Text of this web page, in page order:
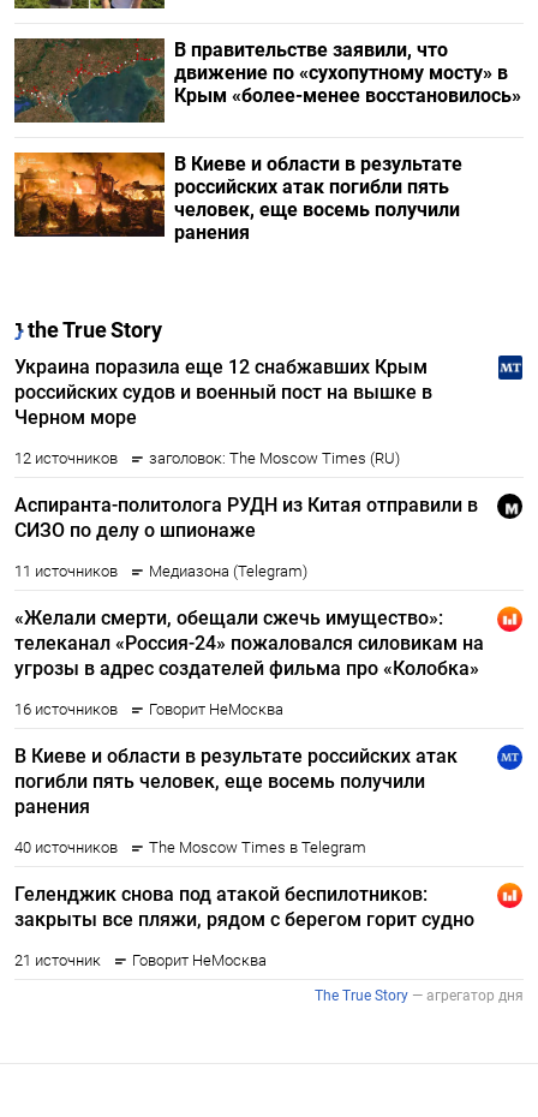
В правительстве заявили, что
движение по «сухопутному мосту» в
Крым «более-менее восстановилось»
В Киеве и области в результате
российских атак погибли пять
человек, еще восемь получили
ранения